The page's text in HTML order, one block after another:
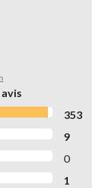
avis
353
9
0
1